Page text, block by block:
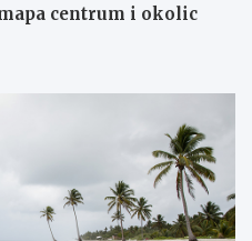
centrum i okolic